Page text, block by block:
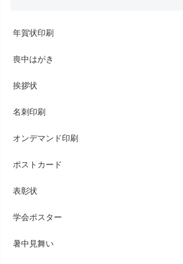
年賀状印刷
喪中はがき
挨拶状
名刺印刷
オンデマンド印刷
ポストカード
表彰状
学会ポスター
暑中見舞い